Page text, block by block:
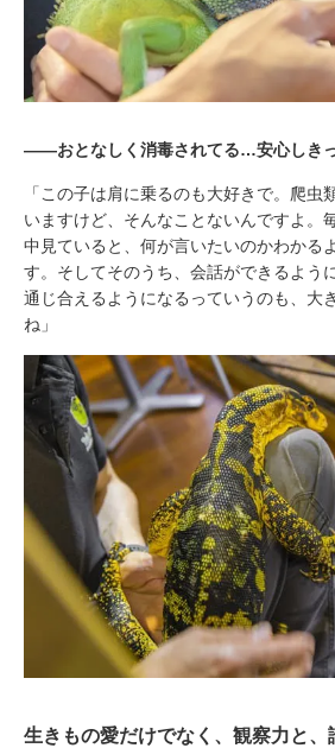
――おとなしく消毒されてる…安心しきっ
「この子は肩に乗るのも大好きで。爬虫
いますけど、そんなことないんですよ。
中見ていると、何が言いたいのかわかる
す。そしてそのうち、会話ができるよう
通じ合えるようになるっていうのも、大
ね」
生きもの愛だけでなく、観察力と、